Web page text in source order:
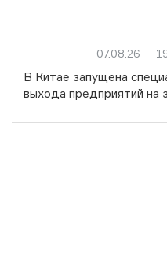
07.08.26
В Китае запущена
выхода предприятий на